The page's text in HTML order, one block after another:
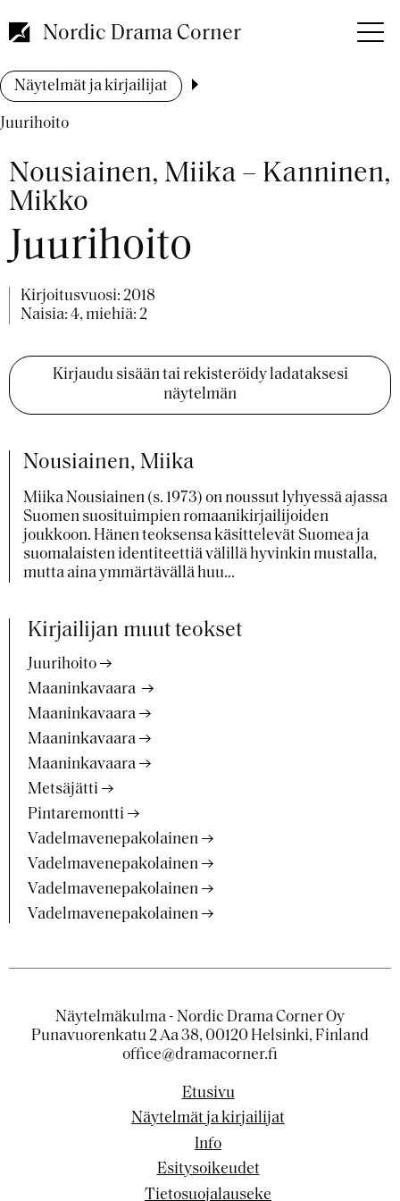
pääsisältöön
Nordic Drama Corner
Murupolku
Näytelmät ja kirjailijat
Juurihoito
Nousiainen, Miika – Kanninen,
Mikko
Juurihoito
Kirjoitusvuosi: 2018
Naisia: 4, miehiä: 2
Kirjaudu sisään tai rekisteröidy ladataksesi
näytelmän
Nousiainen, Miika
Miika Nousiainen (s. 1973) on noussut lyhyessä ajassa
Suomen suosituimpien romaanikirjailijoiden
joukkoon. Hänen teoksensa käsittelevät Suomea ja
suomalaisten identiteettiä välillä hyvinkin mustalla,
mutta aina ymmärtävällä huu...
Kirjailijan muut teokset
Juurihoito
Maaninkavaara
Maaninkavaara
Maaninkavaara
Maaninkavaara
Metsäjätti
Pintaremontti
Vadelmavenepakolainen
Vadelmavenepakolainen
Vadelmavenepakolainen
Vadelmavenepakolainen
Näytelmäkulma - Nordic Drama Corner Oy
Punavuorenkatu 2 Aa 38, 00120 Helsinki, Finland
office@dramacorner.fi
Etusivu
Näytelmät ja kirjailijat
Info
Esitysoikeudet
Tietosuojalauseke